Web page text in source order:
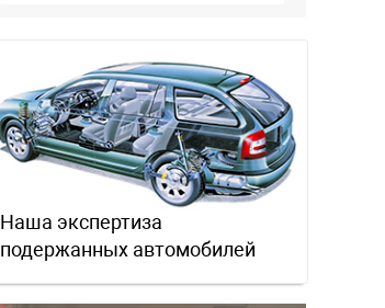
Наша экспертиза
подержанных автомобилей